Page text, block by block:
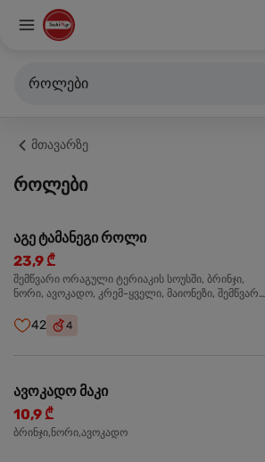
როლები
მთავარზე
როლები
აგე ტამანეგი როლი
23,9 ₾
შემწვარი ორაგული ტერიაკის სოუსში, ბრინჯი,
ნორი, ავოკადო, კრემ-ყველი, მაიონეზი, შემწვარი
42 4
ავოკადო მაკი
10,9 ₾
ბრინჯი,ნორი,ავოკადო